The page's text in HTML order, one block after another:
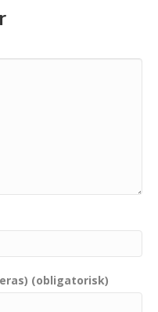
(obligatorisk)